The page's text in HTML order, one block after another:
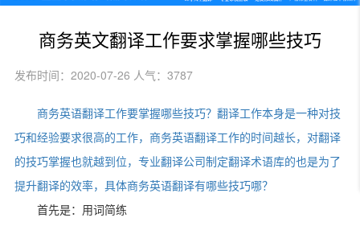
商务英文翻译工作要求掌握哪些技巧
发布时间：2020-07-26 人气：3787
商务英语翻译工作要掌握哪些技巧？翻译工作本身是一种对技
巧和经验要求很高的工作，商务英语翻译工作的时间越长，对翻译
的技巧掌握也就越到位，专业翻译公司制定翻译术语库的也是为了
提升翻译的效率，具体商务英语翻译有哪些技巧哪？
首先是：用词简练